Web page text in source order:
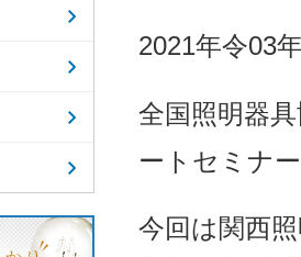
2021年令03
全国照明器
ートセミナ
今回は関西